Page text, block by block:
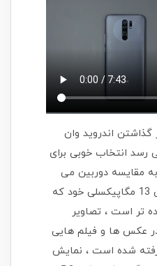
اندروید وان
رسد انتخاب خوبی برای
مقایسه دوربین می
آییم ، نوکیا 5.3 با دوربین 13 مگاپیکسلی خود که
تر است ، تصاویر
عکس ها و فیلم هایی
دوربین نوکیا 5.3 گرفته شده است ، نمایش